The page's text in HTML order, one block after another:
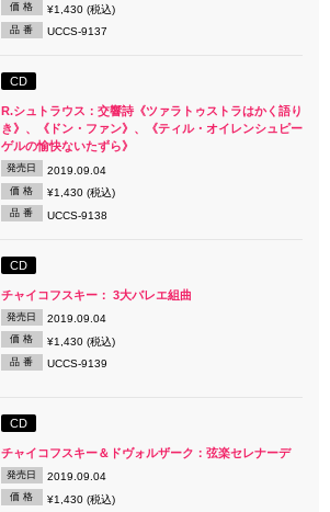
価 格 ¥1,430 (税込)
品 番 UCCS-9137
CD
R.シュトラウス：交響詩《ツァラトゥストラはかく語り
き》、《ドン・ファン》、《ティル・オイレンシュピー
ゲルの愉快ないたずら》
発売日 2019.09.04
価 格 ¥1,430 (税込)
品 番 UCCS-9138
CD
チャイコフスキー： 3大バレエ組曲
発売日 2019.09.04
価 格 ¥1,430 (税込)
品 番 UCCS-9139
CD
チャイコフスキー＆ドヴォルザーク：弦楽セレナーデ
発売日 2019.09.04
価 格 ¥1,430 (税込)